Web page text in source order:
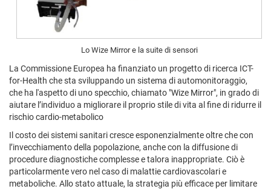
Lo Wize Mirror e la suite di sensori
La Commissione Europea ha finanziato un progetto di ricerca ICT-
for-Health che sta sviluppando un sistema di automonitoraggio,
che ha l'aspetto di uno specchio, chiamato "Wize Mirror", in grado di
aiutare l’individuo a migliorare il proprio stile di vita al fine di ridurre il
rischio cardio-metabolico
Il costo dei sistemi sanitari cresce esponenzialmente oltre che con
l’invecchiamento della popolazione, anche con la diffusione di
procedure diagnostiche complesse e talora inappropriate. Ciò è
particolarmente vero nel caso di malattie cardiovascolari e
metaboliche. Allo stato attuale, la strategia più efficace per limitare